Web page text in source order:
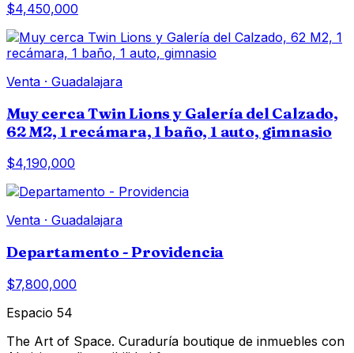
$4,450,000
Venta · Guadalajara
Muy cerca Twin Lions y Galería del Calzado,
62 M2, 1 recámara, 1 baño, 1 auto, gimnasio
$4,190,000
Venta · Guadalajara
Departamento - Providencia
$7,800,000
Espacio 54
The Art of Space. Curaduría boutique de inmuebles con